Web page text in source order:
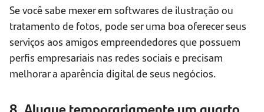
Se você sabe mexer em softwares de ilustração ou
tratamento de fotos, pode ser uma boa oferecer seus
serviços aos amigos empreendedores que possuem
perfis empresariais nas redes sociais e precisam
melhorar a aparência digital de seus negócios.